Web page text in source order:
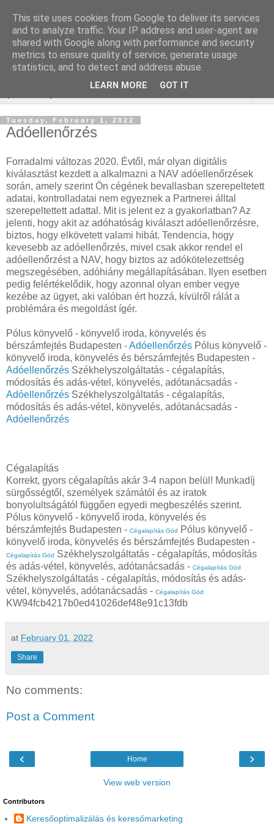
Keresőoptimalizálás :
zárcsere budapest
Tuesday, February 1, 2022
Adóellenőrzés
Forradalmi változas 2020. Évtől, már olyan digitális
kiválasztást kezdett a alkalmazni a NAV adóellenőrzések
során, amely szerint Ön cégének bevallasban szerepeltetett
adatai, kontrolladatai nem egyeznek a Partnerei álltal
szerepeltettett adattal. Mit is jelent ez a gyakorlatban? Az
jelenti, hogy akit az adóhatóság kiválaszt adóellenőrzésre,
biztos, hogy elkövetett valami hibát. Tendencia, hogy
kevesebb az adóellenőrzés, mivel csak akkor rendel el
adóellenőrzést a NAV, hogy biztos az adókötelezettség
megszegésében, adóhiány megállapításában. Ilyen esetben
pedig felértékelődik, hogy azonnal olyan ember vegye
kezébe az ügyet, aki valóban ért hozzá, kívülről rálát a
problémára és megoldást ígér.
Pólus könyvelő - könyvelő iroda, könyvelés és
bérszámfejtés Budapesten -Adóellenőrzés Pólus könyvelő -
könyvelő iroda, könyvelés és bérszámfejtés Budapesten -
Adóellenőrzés Székhelyszolgáltatás - cégalapítás,
módosítás és adás-vétel, könyvelés, adótanácsadás -
Adóellenőrzés Székhelyszolgáltatás - cégalapítás,
módosítás és adás-vétel, könyvelés, adótanácsadás -
Adóellenőrzés
Cégalapítás
Korrekt, gyors cégalapítás akár 3-4 napon belül! Munkadíj
sürgősségtől, személyek számától és az iratok
bonyolultságától függően egyedi megbeszélés szerint.
Pólus könyvelő - könyvelő iroda, könyvelés és
bérszámfejtés Budapesten - Cégalapítás Göd
Pólus könyvelő -
könyvelő iroda, könyvelés és bérszámfejtés Budapesten -
Cégalapítás Göd Székhelyszolgáltatás - cégalapítás, módosítás
és adás-vétel, könyvelés, adótanácsadás - Cégalapítás Göd
Székhelyszolgáltatás - cégalapítás, módosítás és adás-
vétel, könyvelés, adótanácsadás - Cégalapítás Göd
KW94fcb4217b0ed41026def48e91c13fdb
at February 01, 2022
Share
No comments:
Post a Comment
‹ ›
Home
View web version
Contributors
Keresőoptimalizálás és keresőmarketing
This site uses cookies from Google to deliver its services
and to analyze traffic. Your IP address and user-agent are
shared with Google along with performance and security
metrics to ensure quality of service, generate usage
statistics, and to detect and address abuse.
LEARN MORE GOT IT